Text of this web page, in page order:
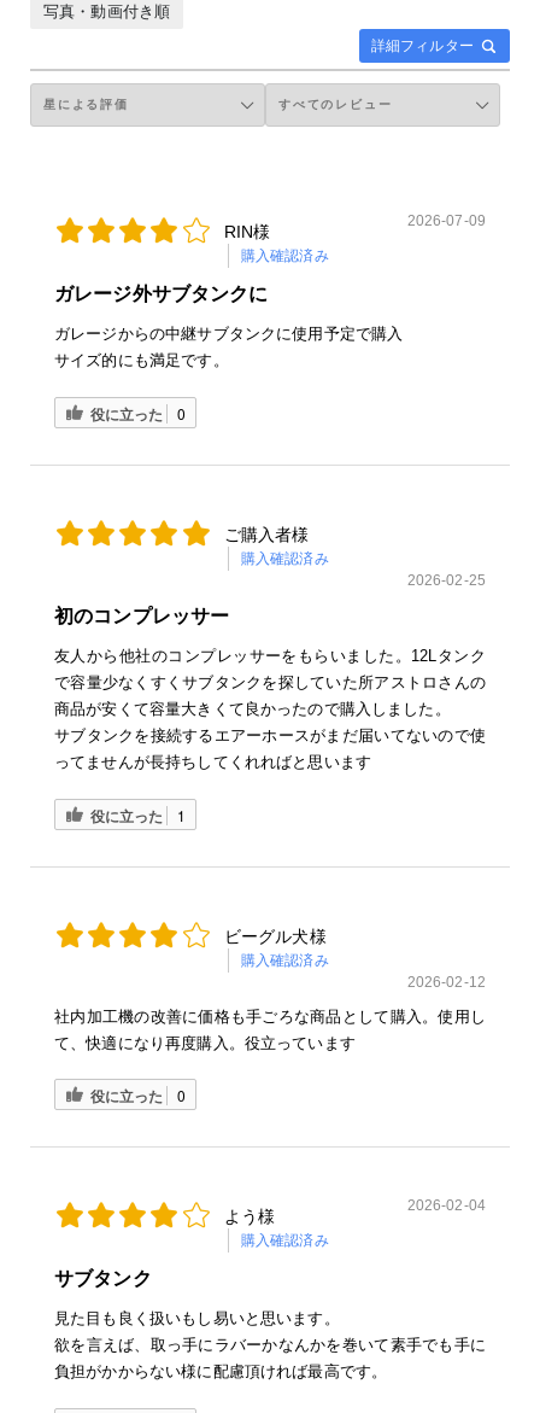
詳細フィルター
写真・動画付き順
RIN様
購入確認済み
2026-07-09
ガレージ外サブタンクに
ガレージからの中継サブタンクに使用予定で購入
サイズ的にも満足です。
役に立った 0
ご購入者様
購入確認済み
2026-02-25
初のコンプレッサー
友人から他社のコンプレッサーをもらいました。12Lタンク
で容量少なくすくサブタンクを探していた所アストロさんの
商品が安くて容量大きくて良かったので購入しました。
サブタンクを接続するエアーホースがまだ届いてないので使
ってませんが長持ちしてくれればと思います
役に立った 1
ビーグル犬様
購入確認済み
2026-02-12
社内加工機の改善に価格も手ごろな商品として購入。使用し
て、快適になり再度購入。役立っています
役に立った 0
よう様
購入確認済み
2026-02-04
サブタンク
見た目も良く扱いもし易いと思います。
欲を言えば、取っ手にラバーかなんかを巻いて素手でも手に
負担がかからない様に配慮頂ければ最高です。